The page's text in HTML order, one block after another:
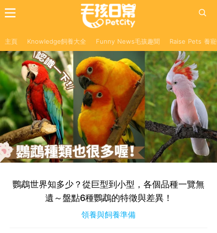
主頁 Knowledge飼養大全 Funny News毛孩趣聞 Raise Pets 養
鸚鵡世界知多少？從巨型到小型，各個品種一覽無
遺～盤點6種鸚鵡的特徵與差異！
領養與飼養準備